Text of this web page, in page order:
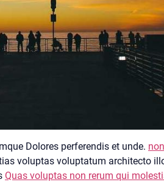
Dolores perferendis et unde. non
voluptas voluptatum architecto
Quas voluptas non rerum qui